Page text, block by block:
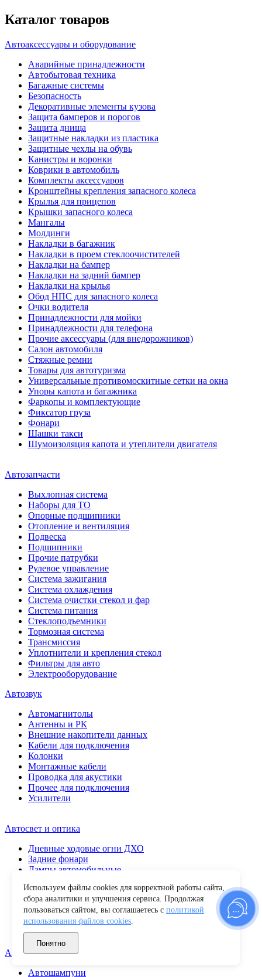
Каталог товаров
Автоаксессуары и оборудование
Аварийные принадлежности
Автобытовая техника
Багажные системы
Безопасность
Декоративные элементы кузова
Защита бамперов и порогов
Защита днища
Защитные накладки из пластика
Защитные чехлы на обувь
Канистры и воронки
Коврики в автомобиль
Комплекты аксессуаров
Кронштейны крепления запасного колеса
Крылья для прицепов
Крышки запасного колеса
Мангалы
Молдинги
Накладки в багажник
Накладки в проем стеклоочистителей
Накладки на бампер
Накладки на задний бампер
Накладки на крылья
Обод НПС для запасного колеса
Очки водителя
Принадлежности для мойки
Принадлежности для телефона
Прочие аксессуары (для внедорожников)
Салон автомобиля
Стяжные ремни
Товары для автотуризма
Универсальные противомоскитные сетки на окна
Упоры капота и багажника
Фаркопы и комплектующие
Фиксатор груза
Фонари
Шашки такси
Шумоизоляция капота и утеплители двигателя
Автозапчасти
Выхлопная система
Наборы для ТО
Опорные подшипники
Отопление и вентиляция
Подвеска
Подшипники
Прочие патрубки
Рулевое управление
Система зажигания
Система охлаждения
Система очистки стекол и фар
Система питания
Стеклоподъемники
Тормозная система
Трансмиссия
Уплотнители и крепления стекол
Фильтры для авто
Электрооборудование
Автозвук
Автомагнитолы
Антенны и РК
Внешние накопители данных
Кабели для подключения
Колонки
Монтажные кабели
Проводка для акустики
Прочее для подключения
Усилители
Автосвет и оптика
Дневные ходовые огни ДХО
Задние фонари
Лампы автомобильные
Повторители поворота
Противотуманные фары
Прочие
Светодиодные балки
Фары рабочего света
Автохимия и уход
Автошампуни
Используем файлы cookies для корректной работы сайта,
сбора аналитики и улучшения сервиса. Продолжая
пользоваться сайтом, вы соглашаетесь с политикой
использования файлов cookies.
Понятно